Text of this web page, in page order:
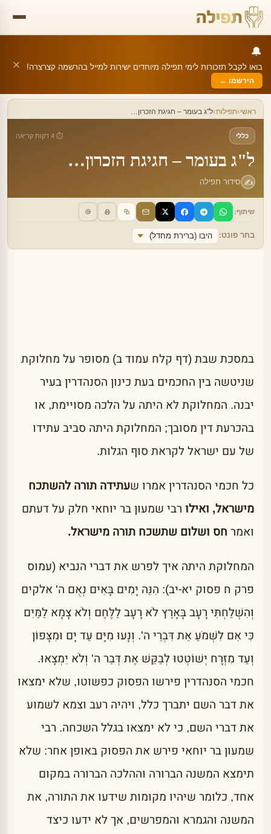
🔔
בואו לקבל תזכורות לימי תפילה מיוחדים ישירות למייל בהרשמה קצרצרה!
הירשמו ←
✕
ראשי›תפילות›ל"ג בעומר – חגיגת הזכרון…
כללי ⏱ 4 דקות קריאה
ל"ג בעומר – חגיגת הזכרון…
✍️ סידור תפילה
שיתוף:
בחר פונט: היבו (ברירת מחדל)
במסכת שבת (דף קלח עמוד ב) מסופר על מחלוקת
שניטשה בין החכמים בעת כינון הסנהדרין בעיר
יבנה. המחלוקת לא היתה על הלכה מסויימת, או
בהכרעת דין מסובך; המחלוקת היתה סביב עתידו
של עם ישראל לקראת סוף הגלות.
כל חכמי הסנהדרין אמרו שעתידה תורה להשתכח
מישראל, ואילו רבי שמעון בר יוחאי חלק על דעתם
ואמר חס ושלום שתשכח תורה מישראל.
המחלוקת היתה איך לפרש את דברי הנביא (עמוס
פרק ח פסוק יא-יב): הִנֵּה יָמִים בָּאִים נְאֻם ה' אלקים
וְהִשְׁלַחְתִּי רָעָב בָּאָרֶץ לֹא רָעָב לַלֶּחֶם וְלֹא צָמָא לַמַּיִם
כִּי אִם לִשְׁמֹעַ אֵת דִּבְרֵי ה'. וְנָעוּ מִיָּם עַד יָם וּמִצָּפוֹן
וְעַד מִזְרָח יְשׁוֹטְטוּ לְבַקֵּשׁ אֶת דְּבַר ה' וְלֹא יִמְצָאוּ.
חכמי הסנהדרין פירשו הפסוק כפשוטו, שלא ימצאו
את דבר השם יתברך כלל, ויהיה רעב וצמא לשמוע
את דברי השם, כי לא ימצאו בגלל השכחה. רבי
שמעון בר יוחאי פירש את הפסוק באופן אחר: שלא
תימצא המשנה הברורה וההלכה הברורה במקום
אחד, כלומר שיהיו מקומות שידעו את התורה, את
המשנה והגמרא והמפרשים, אך לא ידעו כיצד